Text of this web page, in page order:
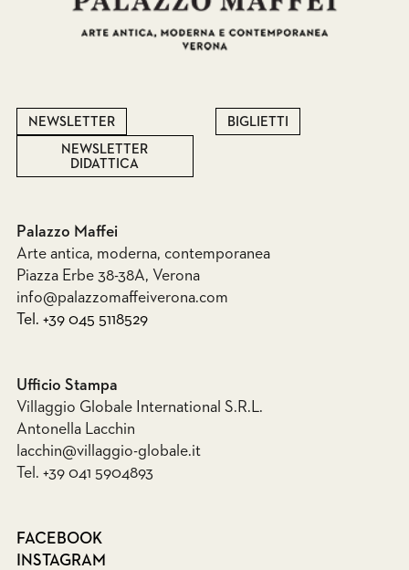
NEWSLETTER
NEWSLETTER
DIDATTICA
BIGLIETTI
Palazzo Maffei
Arte antica, moderna, contemporanea
Piazza Erbe 38-38A, Verona
info@palazzomaffeiverona.com
Tel. +39 045 5118529
Ufficio Stampa
Villaggio Globale International S.R.L.
Antonella Lacchin
lacchin@villaggio-globale.it
Tel. +39 041 5904893
FACEBOOK
INSTAGRAM